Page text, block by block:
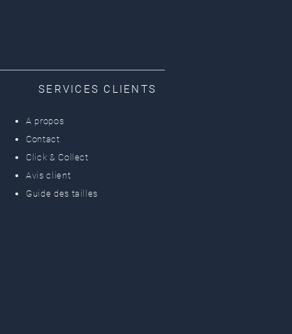
SERVICES CLIENTS
A propos
Contact
Click & Collect
Avis client
Guide des tailles